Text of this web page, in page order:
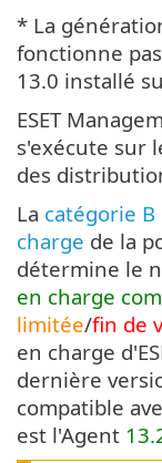
* La
fonctionne pas
13.0 installé
ESET
s'exécute sur
des
La catégorie
charge de la
détermine le
en charge
limitée/fin de
en charge
dernière
compatible
est l'Agent